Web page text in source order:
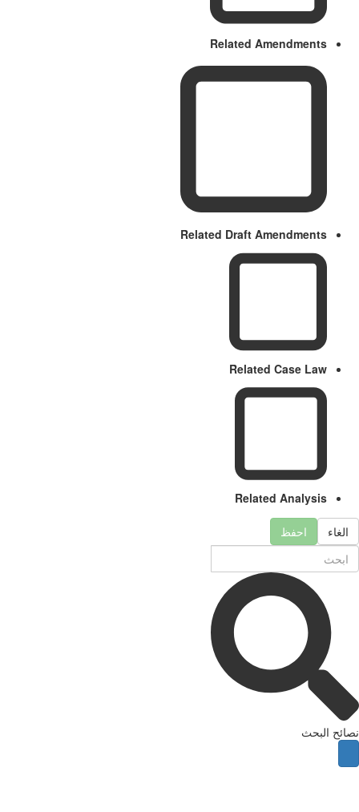
Related Amendments
Related Draft Amendments
Related Case Law
Related Analysis
احفظ
البحث